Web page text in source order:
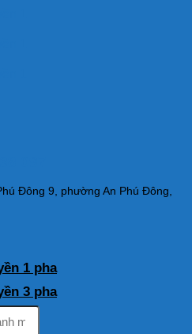
097
Đông 9, phường An Phú Đông,
1 pha
3 pha